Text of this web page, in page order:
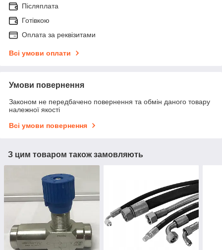
Післяплата
Готівкою
Оплата за реквізитами
Всі умови оплати
Умови повернення
Законом не передбачено повернення та обмін даного товару
належної якості
Всі умови повернення
З цим товаром також замовляють